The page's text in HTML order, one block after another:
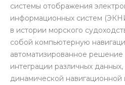
системы отображения
информационных систем
в истории морского
собой компьютерную
автоматизированное
интеграции различных
динамической